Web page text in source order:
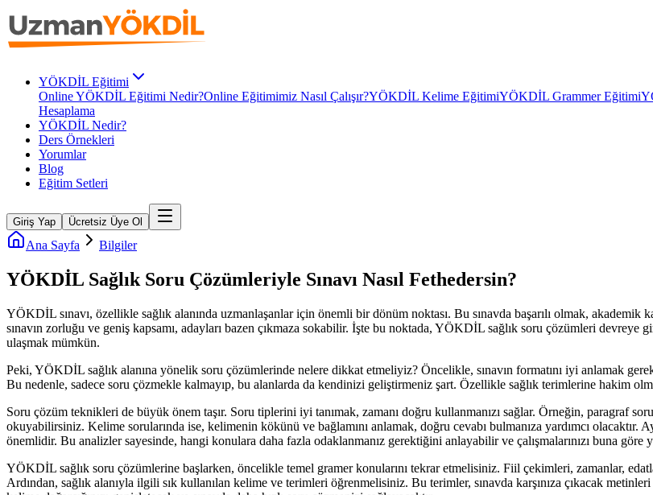
YÖKDİL Eğitimi
Online YÖKDİL Eğitimi Nedir?Online Eğitimimiz Nasıl Çalışır?YÖKDİL Kelime EğitimiYÖKDİL Grammer Eğitimi
Hesaplama
YÖKDİL Nedir?
Ders Örnekleri
Yorumlar
Blog
Eğitim Setleri
Giriş Yap Ücretsiz Üye Ol
Ana Sayfa Bilgiler
YÖKDİL Sağlık Soru Çözümleriyle Sınavı Nasıl Fethedersin?
YÖKDİL sınavı, özellikle sağlık alanında uzmanlaşanlar için önemli bir dönüm noktası. Bu sınavda başarılı olmak,
sınavın zorluğu ve geniş kapsamı, adayları bazen çıkmaza sokabilir. İşte bu noktada, YÖKDİL sağlık soru çözümleri
ulaşmak mümkün.
Peki, YÖKDİL sağlık alanına yönelik soru çözümlerinde nelere dikkat etmeliyiz? Öncelikle, sınavın formatını iyi anlamak
Bu nedenle, sadece soru çözmekle kalmayıp, bu alanlarda da kendinizi geliştirmeniz şart. Özellikle sağlık terimlerine hakim
Soru çözüm teknikleri de büyük önem taşır. Soru tiplerini iyi tanımak, zamanı doğru kullanmanızı sağlar. Örneğin, paragraf
okuyabilirsiniz. Kelime sorularında ise, kelimenin kökünü ve bağlamını anlamak, doğru cevabı bulmanıza yardımcı olacaktır.
önemlidir. Bu analizler sayesinde, hangi konulara daha fazla odaklanmanız gerektiğini anlayabilir ve çalışmalarınızı buna göre
YÖKDİL sağlık soru çözümlerine başlarken, öncelikle temel gramer konularını tekrar etmelisiniz. Fiil çekimleri, zamanlar,
Ardından, sağlık alanıyla ilgili sık kullanılan kelime ve terimleri öğrenmelisiniz. Bu terimler, sınavda karşınıza çıkacak